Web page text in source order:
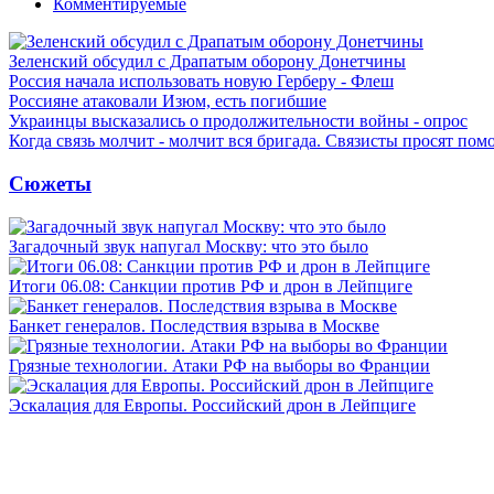
Комментируемые
Зеленский обсудил с Драпатым оборону Донетчины
Россия начала использовать новую Герберу - Флеш
Россияне атаковали Изюм, есть погибшие
Украинцы высказались о продолжительности войны - опрос
Когда связь молчит - молчит вся бригада. Связисты просят
Сюжеты
Загадочный звук напугал Москву: что это было
Итоги 06.08: Санкции против РФ и дрон в Лейпциге
Банкет генералов. Последствия взрыва в Москве
Грязные технологии. Атаки РФ на выборы во Франции
Эскалация для Европы. Российский дрон в Лейпциге